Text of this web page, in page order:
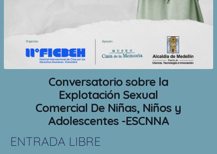
Conversatorio sobre la
Explotación Sexual
Comercial De Niñas, Niños y
Adolescentes -ESCNNA
ENTRADA LIBRE